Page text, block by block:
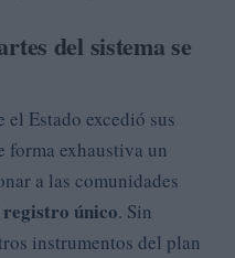
del sistema se
el Estado excedió sus
forma exhaustiva un
a las comunidades
registro único. Sin
instrumentos del plan